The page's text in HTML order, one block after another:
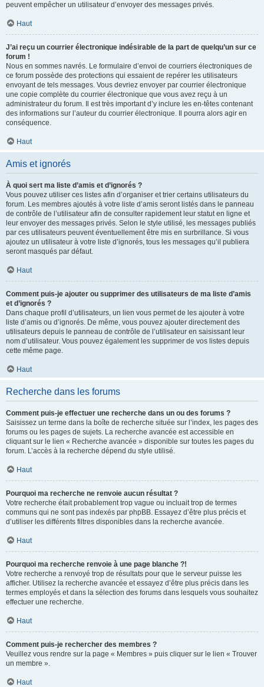
peuvent empêcher un utilisateur d’envoyer des messages privés.
Haut
J’ai reçu un courrier électronique indésirable de la part de quelqu’un sur ce
forum !
Nous en sommes navrés. Le formulaire d’envoi de courriers électroniques de
ce forum possède des protections qui essaient de repérer les utilisateurs
envoyant de tels messages. Vous devriez envoyer par courrier électronique
une copie complète du courrier électronique que vous avez reçu à un
administrateur du forum. Il est très important d’y inclure les en-têtes contenant
des informations sur l’auteur du courrier électronique. Il pourra alors agir en
conséquence.
Haut
Amis et ignorés
À quoi sert ma liste d’amis et d’ignorés ?
Vous pouvez utiliser ces listes afin d’organiser et trier certains utilisateurs du
forum. Les membres ajoutés à votre liste d’amis seront listés dans le panneau
de contrôle de l’utilisateur afin de consulter rapidement leur statut en ligne et
leur envoyer des messages privés. Selon le style utilisé, les messages publiés
par ces utilisateurs peuvent éventuellement être mis en surbrillance. Si vous
ajoutez un utilisateur à votre liste d’ignorés, tous les messages qu’il publiera
seront masqués par défaut.
Haut
Comment puis-je ajouter ou supprimer des utilisateurs de ma liste d’amis
et d’ignorés ?
Dans chaque profil d’utilisateurs, un lien vous permet de les ajouter à votre
liste d’amis ou d’ignorés. De même, vous pouvez ajouter directement des
utilisateurs depuis le panneau de contrôle de l’utilisateur en saisissant leur
nom d’utilisateur. Vous pouvez également les supprimer de vos listes depuis
cette même page.
Haut
Recherche dans les forums
Comment puis-je effectuer une recherche dans un ou des forums ?
Saisissez un terme dans la boîte de recherche située sur l’index, les pages des
forums ou les pages de sujets. La recherche avancée est accessible en
cliquant sur le lien « Recherche avancée » disponible sur toutes les pages du
forum. L’accès à la recherche dépend du style utilisé.
Haut
Pourquoi ma recherche ne renvoie aucun résultat ?
Votre recherche était probablement trop vague ou incluait trop de termes
communs qui ne sont pas indexés par phpBB. Essayez d’être plus précis et
d’utiliser les différents filtres disponibles dans la recherche avancée.
Haut
Pourquoi ma recherche renvoie à une page blanche ?!
Votre recherche a renvoyé trop de résultats pour que le serveur puisse les
afficher. Utilisez la recherche avancée et essayez d’être plus précis dans les
termes employés et dans la sélection des forums dans lesquels vous souhaitez
effectuer une recherche.
Haut
Comment puis-je rechercher des membres ?
Veuillez vous rendre sur la page « Membres » puis cliquer sur le lien « Trouver
un membre ».
Haut